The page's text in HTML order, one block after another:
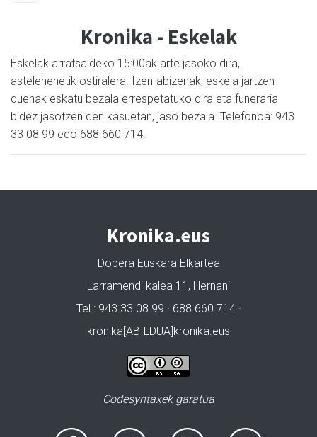
Kronika - Eskelak
Eskelak arratsaldeko 15:00ak arte jasoko dira,
astelehenetik ostiralera. Izen-abizenak, eskela jartzen
duenak eskatu bezala errespetatuko dira eta funeraria
bidez jasotzen den kasuetan, jaso bezala. Telefonoa: 943
33 08 99 edo 688 660 714.
Kronika.eus
Dobera Euskara Elkartea
Larramendi kalea 11, Hernani
Tel.: 943 33 08 99 · 688 660 714 ·
kronika[ABILDUA]kronika.eus
Codesyntaxek garatua